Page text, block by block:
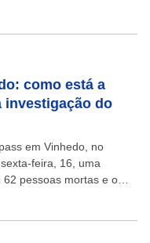
como está a
investigação do
em Vinhedo, no
feira, 16, uma
pessoas mortas e o